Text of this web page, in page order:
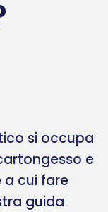
si occupa
e
a cui fare
guida